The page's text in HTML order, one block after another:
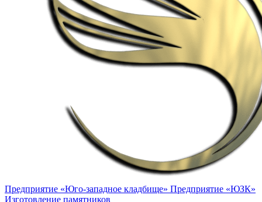
Предприятие «Юго-западное кладбище» Предприятие «ЮЗК»
Изготовление памятников